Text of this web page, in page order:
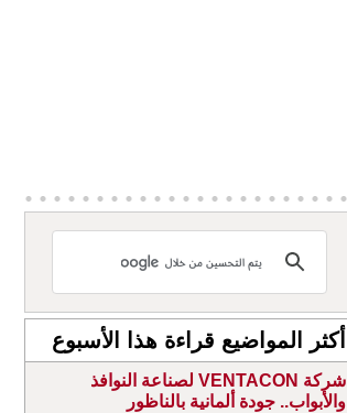
أكثر المواضيع قراءة هذا الأسبوع
شركة VENTACON لصناعة النوافذ
والأبواب.. جودة ألمانية بالناظور